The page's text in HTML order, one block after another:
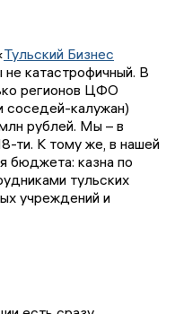
Тульский Бизнес
катастрофичный. В
регионов ЦФО
соседей-калужан)
рублей. Мы – в
ти. К тому же, в нашей
бюджета: казна по
тульских
учреждений и